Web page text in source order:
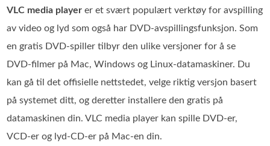
VLC media player er et svært populært verktøy for avspilling
av video og lyd som også har DVD‑avspillingsfunksjon. Som
en gratis DVD‑spiller tilbyr den ulike versjoner for å se
DVD‑filmer på Mac, Windows og Linux‑datamaskiner. Du
kan gå til det offisielle nettstedet, velge riktig versjon basert
på systemet ditt, og deretter installere den gratis på
datamaskinen din. VLC media player kan spille DVD‑er,
VCD‑er og lyd‑CD‑er på Mac‑en din.